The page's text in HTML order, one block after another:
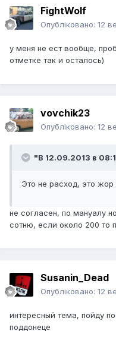
FightWolf
Опубліковано: 12
у меня не ест вообще,
отметке так и осталось)
vovchik23
Опубліковано: 12
"В 12.09.2013 в
Это не расход, это жор
не согласен, по мануалу
сотню, если около 200 то
Susanin_Dead
Опубліковано: 12
интересный тема, пойду
поддонеце